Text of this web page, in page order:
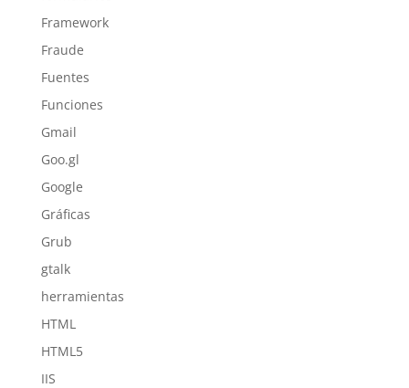
Framework
Fraude
Fuentes
Funciones
Gmail
Goo.gl
Google
Gráficas
Grub
gtalk
herramientas
HTML
HTML5
IIS